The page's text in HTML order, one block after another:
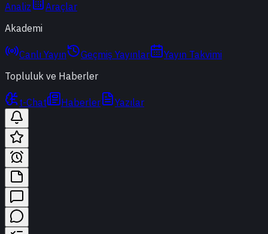
Analiz
Araçlar
Akademi
Canlı Yayın Geçmiş Yayınlar
Yayın Takvimi
Topluluk ve Haberler
t-Chat Haberler Yazılar